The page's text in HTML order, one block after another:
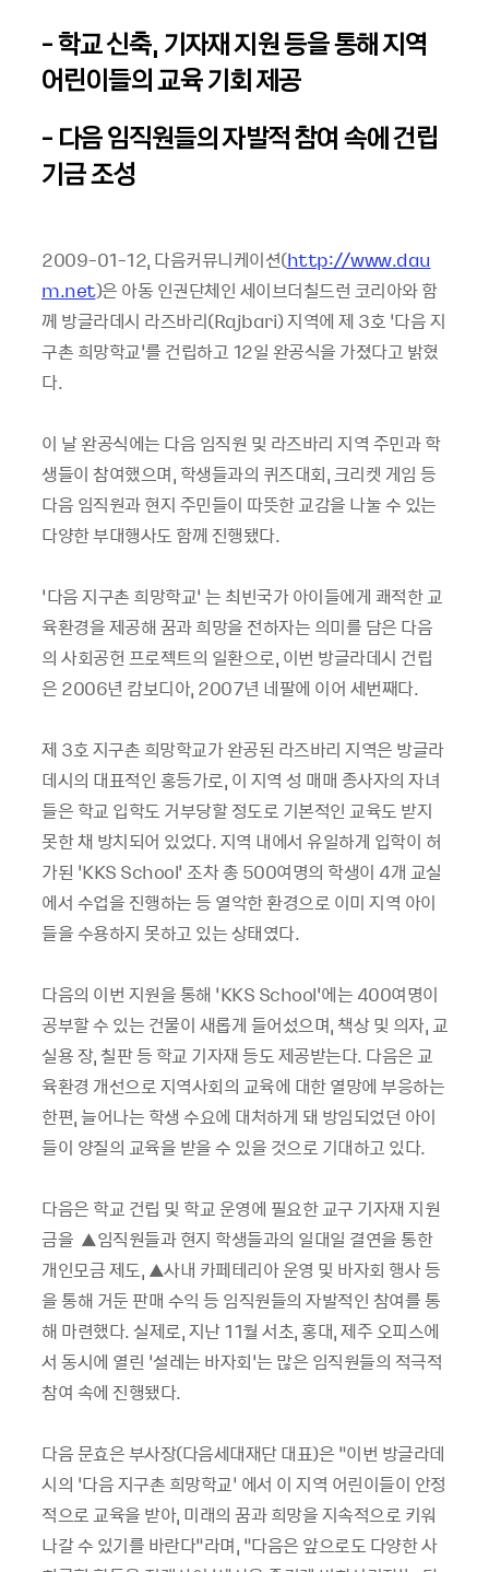
- 학교 신축, 기자재 지원 등을 통해 지역
어린이들의 교육 기회 제공
- 다음 임직원들의 자발적 참여 속에 건립
기금 조성
2009-01-12, 다음커뮤니케이션(http://www.dau
m.net)은 아동 인권단체인 세이브더칠드런 코리아와 함
께 방글라데시 라즈바리(Rajbari) 지역에 제 3호 ‘다음 지
구촌 희망학교’를 건립하고 12일 완공식을 가졌다고 밝혔
다.
이 날 완공식에는 다음 임직원 및 라즈바리 지역 주민과 학
생들이 참여했으며, 학생들과의 퀴즈대회, 크리켓 게임 등
다음 임직원과 현지 주민들이 따뜻한 교감을 나눌 수 있는
다양한 부대행사도 함께 진행됐다.
‘다음 지구촌 희망학교’ 는 최빈국가 아이들에게 쾌적한 교
육환경을 제공해 꿈과 희망을 전하자는 의미를 담은 다음
의 사회공헌 프로젝트의 일환으로, 이번 방글라데시 건립
은 2006년 캄보디아, 2007년 네팔에 이어 세번째다.
제 3호 지구촌 희망학교가 완공된 라즈바리 지역은 방글라
데시의 대표적인 홍등가로, 이 지역 성 매매 종사자의 자녀
들은 학교 입학도 거부당할 정도로 기본적인 교육도 받지
못한 채 방치되어 있었다. 지역 내에서 유일하게 입학이 허
가된 ‘KKS School’ 조차 총 500여명의 학생이 4개 교실
에서 수업을 진행하는 등 열악한 환경으로 이미 지역 아이
들을 수용하지 못하고 있는 상태였다.
다음의 이번 지원을 통해 ‘KKS School’에는 400여명이
공부할 수 있는 건물이 새롭게 들어섰으며, 책상 및 의자, 교
실용 장, 칠판 등 학교 기자재 등도 제공받는다. 다음은 교
육환경 개선으로 지역사회의 교육에 대한 열망에 부응하는
한편, 늘어나는 학생 수요에 대처하게 돼 방임되었던 아이
들이 양질의 교육을 받을 수 있을 것으로 기대하고 있다.
다음은 학교 건립 및 학교 운영에 필요한 교구 기자재 지원
금을 ▲임직원들과 현지 학생들과의 일대일 결연을 통한
개인모금 제도, ▲사내 카페테리아 운영 및 바자회 행사 등
을 통해 거둔 판매 수익 등 임직원들의 자발적인 참여를 통
해 마련했다. 실제로, 지난 11월 서초, 홍대, 제주 오피스에
서 동시에 열린 ‘설레는 바자회’는 많은 임직원들의 적극적
참여 속에 진행됐다.
다음 문효은 부사장(다음세대재단 대표)은 “이번 방글라데
시의 ‘다음 지구촌 희망학교’ 에서 이 지역 어린이들이 안정
적으로 교육을 받아, 미래의 꿈과 희망을 지속적으로 키워
나갈 수 있기를 바란다”라며, “다음은 앞으로도 다양한 사